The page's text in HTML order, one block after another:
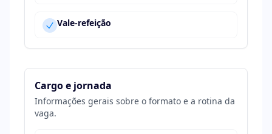
Vale-refeição
Cargo e jornada
Informações gerais sobre o formato e a rotina da
vaga.